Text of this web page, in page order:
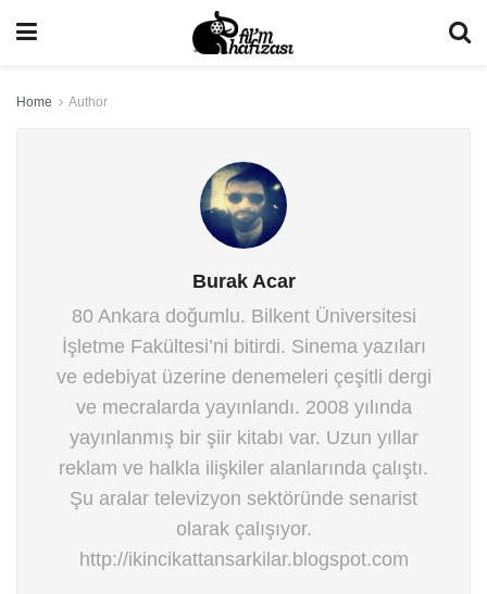
Home Author
Burak Acar
80 Ankara doğumlu. Bilkent Üniversitesi
İşletme Fakültesi’ni bitirdi. Sinema yazıları
ve edebiyat üzerine denemeleri çeşitli dergi
ve mecralarda yayınlandı. 2008 yılında
yayınlanmış bir şiir kitabı var. Uzun yıllar
reklam ve halkla ilişkiler alanlarında çalıştı.
Şu aralar televizyon sektöründe senarist
olarak çalışıyor.
http://ikincikattansarkilar.blogspot.com